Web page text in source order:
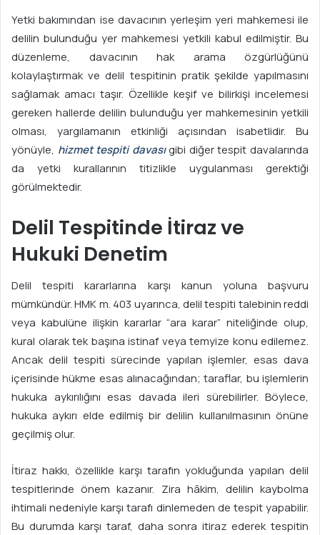
Yetki bakımından ise davacının yerleşim yeri mahkemesi ile
delilin bulunduğu yer mahkemesi yetkili kabul edilmiştir. Bu
düzenleme, davacının hak arama özgürlüğünü
kolaylaştırmak ve delil tespitinin pratik şekilde yapılmasını
sağlamak amacı taşır. Özellikle keşif ve bilirkişi incelemesi
gereken hallerde delilin bulunduğu yer mahkemesinin yetkili
olması, yargılamanın etkinliği açısından isabetlidir. Bu
yönüyle, hizmet tespiti davasıgibi diğer tespit davalarında
da yetki kurallarının titizlikle uygulanması gerektiği
görülmektedir.
Delil Tespitinde İtiraz ve
Hukuki Denetim
Delil tespiti kararlarına karşı kanun yoluna başvuru
mümkündür. HMK m. 403 uyarınca, delil tespiti talebinin reddi
veya kabulüne ilişkin kararlar “ara karar” niteliğinde olup,
kural olarak tek başına istinaf veya temyize konu edilemez.
Ancak delil tespiti sürecinde yapılan işlemler, esas dava
içerisinde hükme esas alınacağından; taraflar, bu işlemlerin
hukuka aykırılığını esas davada ileri sürebilirler. Böylece,
hukuka aykırı elde edilmiş bir delilin kullanılmasının önüne
geçilmiş olur.
İtiraz hakkı, özellikle karşı tarafın yokluğunda yapılan delil
tespitlerinde önem kazanır. Zira hâkim, delilin kaybolma
ihtimali nedeniyle karşı tarafı dinlemeden de tespit yapabilir.
Bu durumda karşı taraf, daha sonra itiraz ederek tespitin